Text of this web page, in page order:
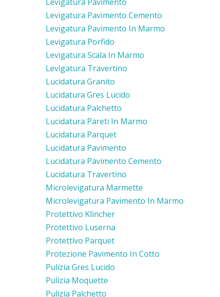
Levigatura Pavimento Cemento
Levigatura Pavimento In Marmo
Levigatura Porfido
Levigatura Scala In Marmo
Levigatura Travertino
Lucidatura Granito
Lucidatura Gres Lucido
Lucidatura Palchetto
Lucidatura Pareti In Marmo
Lucidatura Parquet
Lucidatura Pavimento
Lucidatura Pavimento Cemento
Lucidatura Travertino
Microlevigatura Marmette
Microlevigatura Pavimento In Marmo
Protettivo Klincher
Protettivo Luserna
Protettivo Parquet
Protezione Pavimento In Cotto
Pulizia Gres Lucido
Pulizia Moquette
Pulizia Palchetto